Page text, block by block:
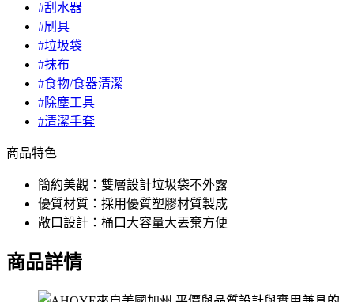
#刮水器
#刷具
#垃圾袋
#抹布
#食物/食器清潔
#除塵工具
#清潔手套
商品特色
簡約美觀：雙層設計垃圾袋不外露
優質材質：採用優質塑膠材質製成
敞口設計：桶口大容量大丟棄方便
商品詳情